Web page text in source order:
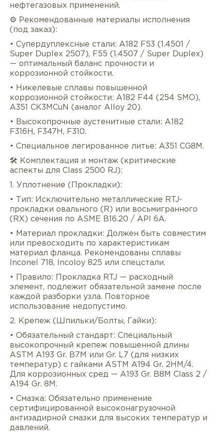
нефтегазовых применений.
⚙️ Рекомендованные материалы исполнения
(под заказ):
• Супердуплексные стали: A182 F53 (1.4501 /
Super Duplex 2507), F55 (1.4507 / Super Duplex)
— оптимальный баланс прочности и
коррозионной стойкости.
• Никелевые сплавы повышенной
коррозионной стойкости: A182 F44 (254 SMO),
A351 CK3MCuN (аналог Alloy 20).
• Высокопрочные аустенитные стали: A182
F316H, F347H, F310.
• Специальное легированное литье: A351 CG8M.
🛠️ Комплектация и монтаж (критические
аспекты для Class 2500 RJ):
1. Уплотнение (Прокладки):
• Тип: Исключительно металлические RTJ-
прокладки овального (R) или восьмигранного
(RX) сечения по ASME B16.20 / API 6A.
• Материал прокладки: Должен быть совместим
или превосходить по характеристикам
материал фланца. Рекомендованы сплавы
Inconel 718, Incoloy 825 или спецстали.
• Правило: Прокладка RTJ — расходный
элемент, подлежит обязательной замене после
каждой разборки узла. Повторное
использование недопустимо.
2. Крепеж (Шпильки/Болты, Гайки):
• Обязательный стандарт: Специальный
высокопрочный крепеж повышенной длины
ASTM A193 Gr. B7M или Gr. L7 (для низких
температур) с гайками ASTM A194 Gr. 2HM/4.
Для коррозионных сред — A193 Gr. B8M Class 2 /
A194 Gr. 8M.
• Смазка: Обязательно применение
сертифицированной высоконагрузочной
антизадирной смазки для высоких температур и
давлений.